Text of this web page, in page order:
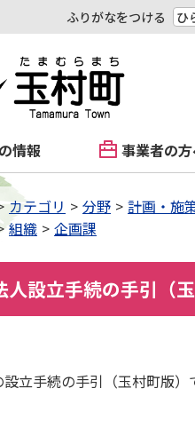
ふりがなをつける ひ
情報 事業者の
カテゴリ 分野 計画・施
組織 企画課
人設立手続の手引（玉
立手続の手引（玉村町版